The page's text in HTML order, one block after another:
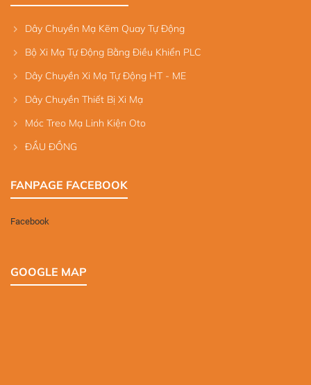
Dây Chuyền Mạ Kẽm Quay Tự Động
Bộ Xi Mạ Tự Động Bằng Điều Khiển PLC
Dây Chuyền Xi Mạ Tự Động HT - ME
Dây Chuyền Thiết Bị Xi Mạ
Móc Treo Mạ Linh Kiện Oto
ĐẦU ĐỒNG
FANPAGE FACEBOOK
Facebook
GOOGLE MAP